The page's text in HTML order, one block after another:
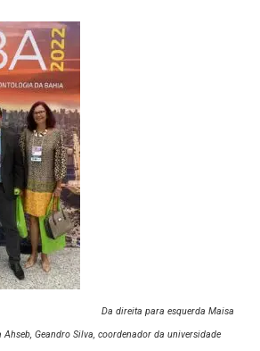
Da direita para esquerda Maisa
Ahseb, Geandro Silva, coordenador da universidade